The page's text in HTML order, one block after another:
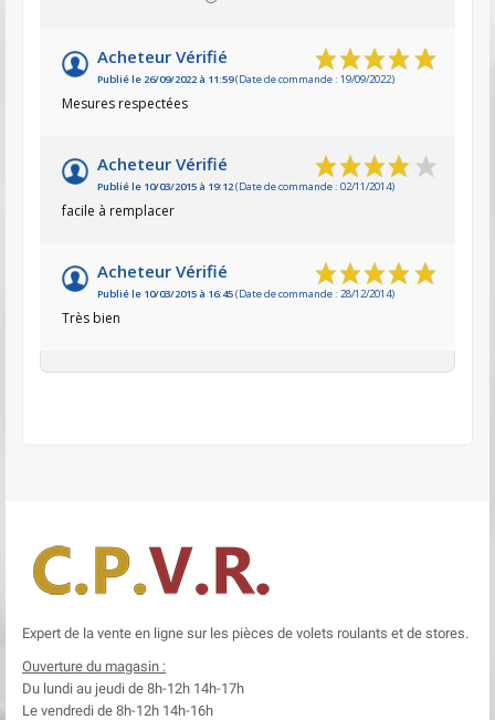
Acheteur Vérifié
Publié le 26/09/2022 à 11:59(Date de commande : 19/09/2022)
Mesures respectées
Acheteur Vérifié
Publié le 10/03/2015 à 19:12(Date de commande : 02/11/2014)
facile à remplacer
Acheteur Vérifié
Publié le 10/03/2015 à 16:45(Date de commande : 28/12/2014)
Très bien
Expert de la vente en ligne sur les pièces de volets roulants et de stores.
Ouverture du magasin :
Du lundi au jeudi de 8h-12h 14h-17h
Le vendredi de 8h-12h 14h-16h